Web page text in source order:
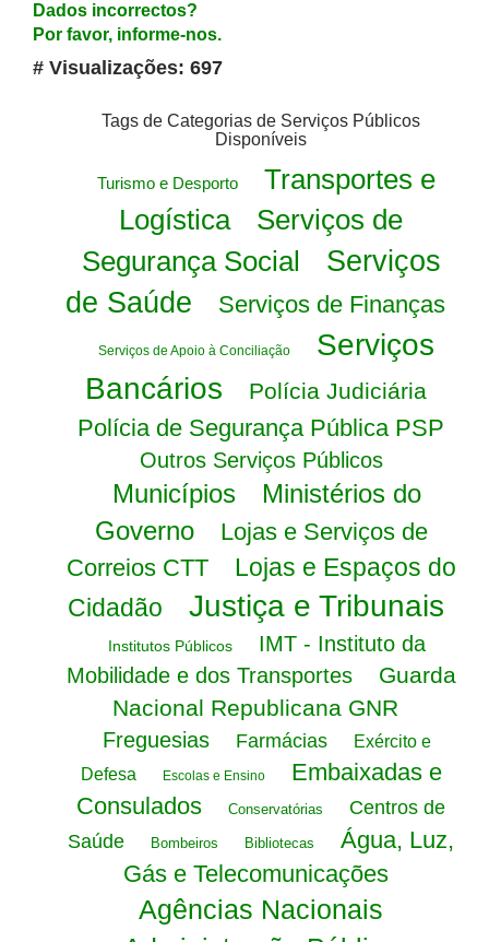
Dados incorrectos?
Por favor, informe-nos.
# Visualizações: 697
Tags de Categorias de Serviços Públicos
Disponíveis
Turismo e Desporto
Transportes e
Logística
Serviços de
Segurança Social
Serviços
de Saúde
Serviços de Finanças
Serviços de Apoio à Conciliação
Serviços
Bancários
Polícia Judiciária
Polícia de Segurança Pública PSP
Outros Serviços Públicos
Municípios
Ministérios do
Governo
Lojas e Serviços de
Correios CTT
Lojas e Espaços do
Cidadão
Justiça e Tribunais
Institutos Públicos
IMT - Instituto da
Mobilidade e dos Transportes
Guarda
Nacional Republicana GNR
Freguesias Farmácias
Exército e
Defesa
Escolas e Ensino
Embaixadas e
Consulados
Conservatórias
Centros de
Saúde
Bombeiros Bibliotecas
Água, Luz,
Gás e Telecomunicações
Agências Nacionais